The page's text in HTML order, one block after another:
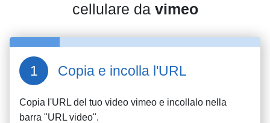
cellulare da vimeo
Copia e incolla l'URL
Copia l'URL del tuo video vimeo e incollalo nella
barra "URL video".